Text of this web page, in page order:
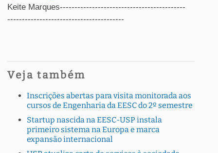
Keite Marques-------------------------------------------
----------------------------------------
Veja também
Inscrições abertas para visita monitorada aos
cursos de Engenharia da EESC do 2º semestre
Startup nascida na EESC-USP instala
primeiro sistema na Europa e marca
expansão internacional